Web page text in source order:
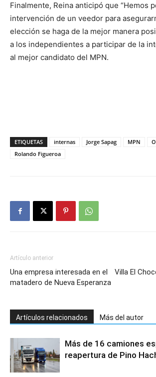
Finalmente, Reina anticipó que “Hemos
intervención de un veedor para
elección se haga de la mejor manera
a los independientes a participar de la
al mejor candidato del MPN.
ETIQUETAS internas Jorge Sapag MPN
Rolando Figueroa
Artículo anterior
Una empresa interesada en el
matadero de Nueva Esperanza
Villa El
Artículos relacionados Más del autor
Más de 16 camiones
reapertura de Pino